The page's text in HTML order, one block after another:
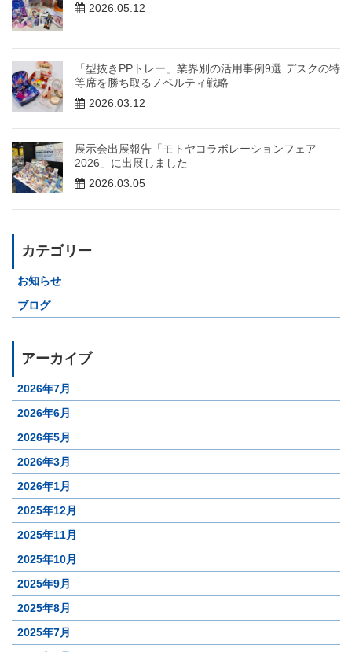
2026.05.12
「型抜きPPトレー」業界別の活用事例9選 デスクの特
等席を勝ち取るノベルティ戦略
2026.03.12
展示会出展報告「モトヤコラボレーションフェア
2026」に出展しました
2026.03.05
カテゴリー
お知らせ
ブログ
アーカイブ
2026年7月
2026年6月
2026年5月
2026年3月
2026年1月
2025年12月
2025年11月
2025年10月
2025年9月
2025年8月
2025年7月